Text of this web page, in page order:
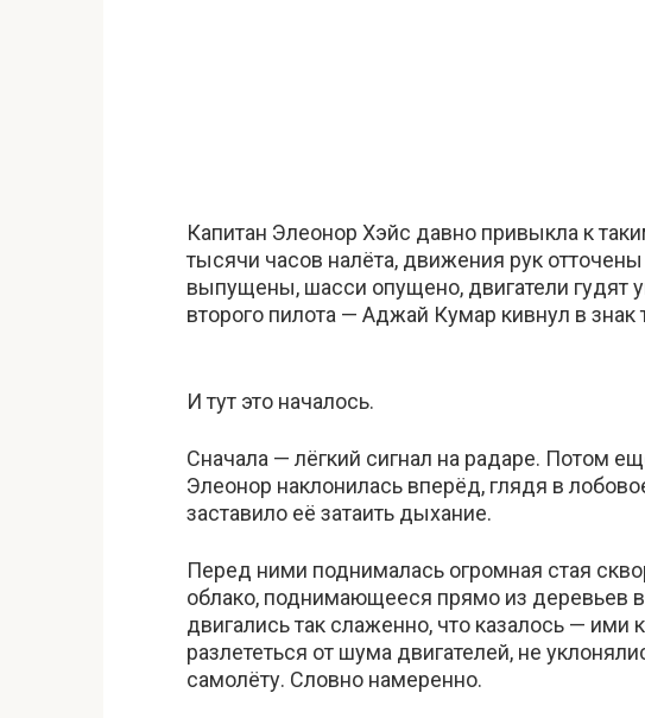
Капитан Элеонор Хэйс давно привыкла к
тысячи часов налёта, движения рук
выпущены, шасси опущено, двигатели гудят
второго пилота — Аджай Кумар кивнул в знак
И тут это началось.
Сначала — лёгкий сигнал на радаре. Потом
Элеонор наклонилась вперёд, глядя в
заставило её затаить дыхание.
Перед ними поднималась огромная стая
облако, поднимающееся прямо из деревьев
двигались так слаженно, что казалось — ими
разлететься от шума двигателей, не
самолёту. Словно намеренно.